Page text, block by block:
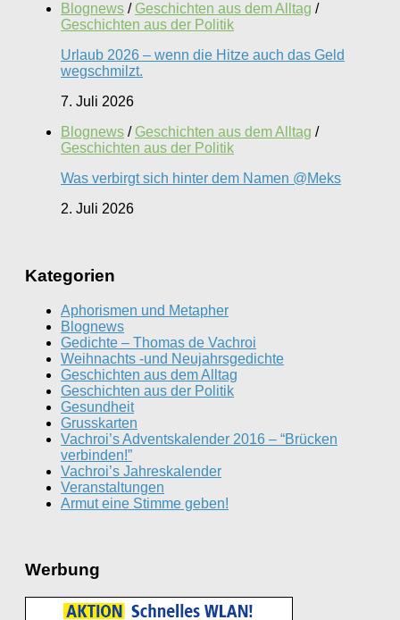
Blognews / Geschichten aus dem Alltag /
Geschichten aus der Politik
Urlaub 2026 – wenn die Hitze auch das Geld
wegschmilzt.
7. Juli 2026
Blognews / Geschichten aus dem Alltag /
Geschichten aus der Politik
Was verbirgt sich hinter dem Namen @Meks
2. Juli 2026
Kategorien
Aphorismen und Metapher
Blognews
Gedichte – Thomas de Vachroi
Weihnachts -und Neujahrsgedichte
Geschichten aus dem Alltag
Geschichten aus der Politik
Gesundheit
Grusskarten
Vachroi’s Adventskalender 2016 – “Brücken
verbinden!”
Vachroi’s Jahreskalender
Veranstaltungen
Armut eine Stimme geben!
Werbung